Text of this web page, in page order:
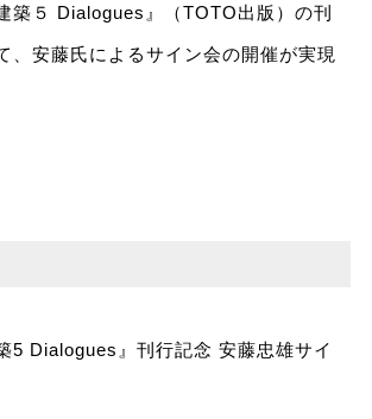
築５ Dialogues』（TOTO出版）の刊
、安藤氏によるサイン会の開催が実現
5 Dialogues』刊行記念 安藤忠雄サイ